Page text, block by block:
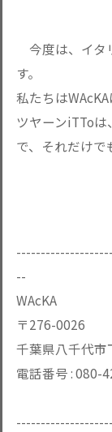
今度は、イタ
す。
私たちは
ツヤーンiTToは
で、それだけで
--
WAcKA
〒276-0026
千葉県八千代市
電話番号 :080-